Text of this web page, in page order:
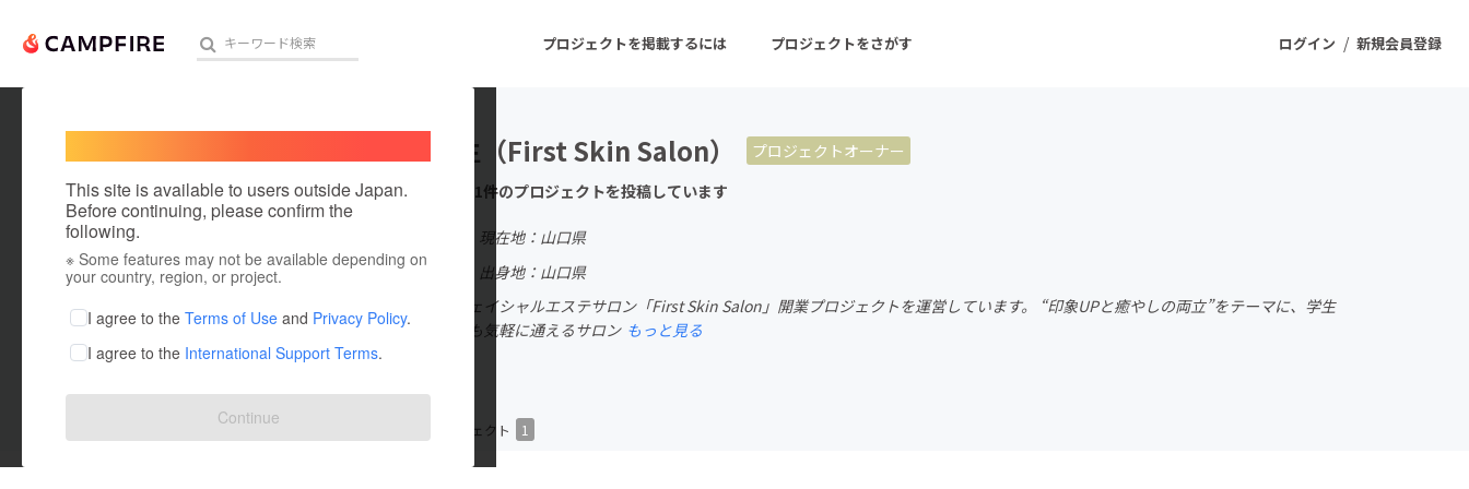
ログイン / 新規会員登録
プロジェクトを掲載するには プロジェクトをさがす
人気のプロジェクト 注目のリターン 注目の新着プロジェクト
アート・写真 音楽
テクノロジー・ガジェット
ゲーム・サービス開発 フード・飲食店
ファッション
映像・映画
ビジネス・起業
まちづくり・地域活性化
This site is available to users outside Japan.
Before continuing, please confirm the
following.
※ Some features may not be available depending on
your country, region, or project.
I agree to the Terms of Use and Privacy Policy.
I agree to the International Support Terms.
Continue
浜田啓生（First Skin Salon）
プロジェクトオーナー
これまでに1件のプロジェクトを投稿しています
現在地：山口県
出身国：日本
出身地：山口県
山口県発、フェイシャルエステサロン「First Skin Salon」開業プロジェクトを運営しています。 “印象UPと癒やしの両立”をテーマに、学生
や若手社会人も気軽に通えるサロン もっと見る
プロジェクト プロジェクト 1